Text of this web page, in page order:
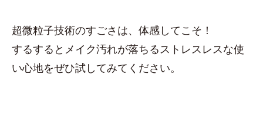
超微粒子技術のすごさは、体感してこそ！
するするとメイク汚れが落ちるストレスレスな使
い心地をぜひ試してみてください。